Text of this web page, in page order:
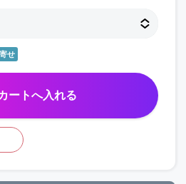
せ
ートへ入れる